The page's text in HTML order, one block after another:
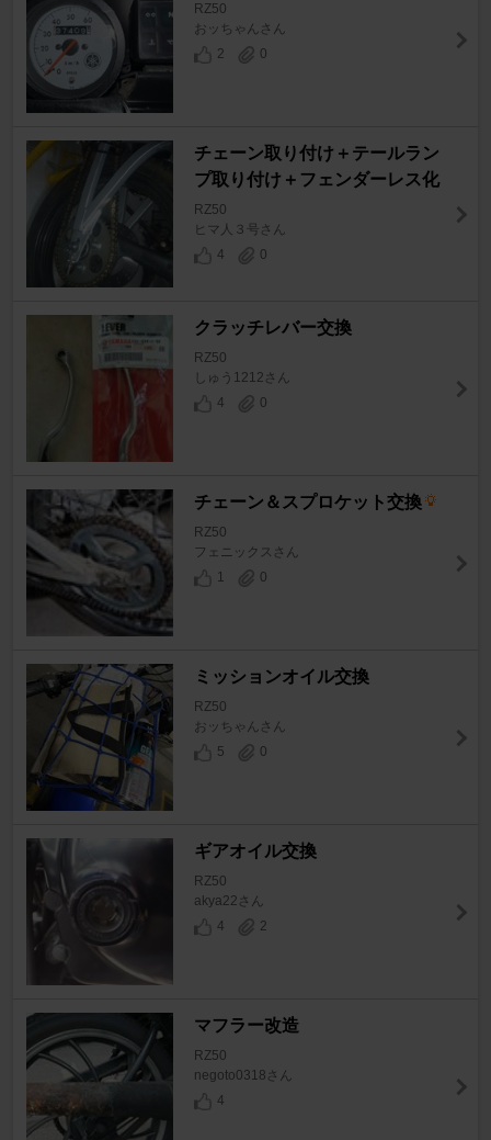
RZ50
おッちゃんさん
2
0
チェーン取り付け＋テールラン
プ取り付け＋フェンダーレス化
RZ50
ヒマ人３号さん
4
0
クラッチレバー交換
RZ50
しゅう1212さん
4
0
チェーン＆スプロケット交換
RZ50
フェニックスさん
1
0
ミッションオイル交換
RZ50
おッちゃんさん
5
0
ギアオイル交換
RZ50
akya22さん
4
2
マフラー改造
RZ50
negoto0318さん
4